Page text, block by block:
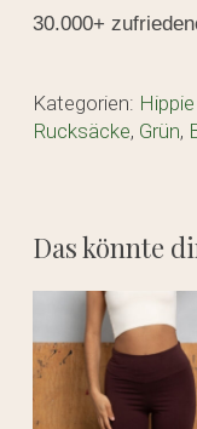
30.000+
Kategorien:
Rucksäcke, Grün,
Das könnte